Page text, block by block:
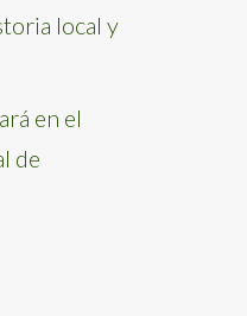
local y
en el
de